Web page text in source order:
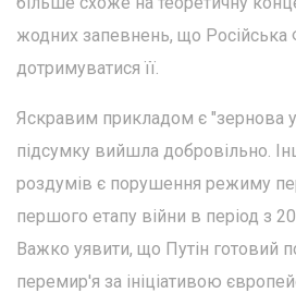
жодних запевнень, що Російська
дотримуватися її.
Яскравим прикладом є "зернова
підсумку вийшла добровільно.
роздумів є порушення режиму
першого етапу війни в період з
Важко уявити, що Путін готовий
перемир'я за ініціативою